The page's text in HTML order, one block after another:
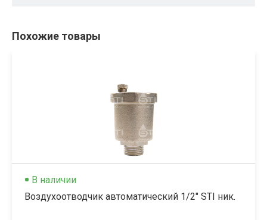
Похожие товары
В наличии
Воздухоотводчик автоматический 1/2" STI ник.